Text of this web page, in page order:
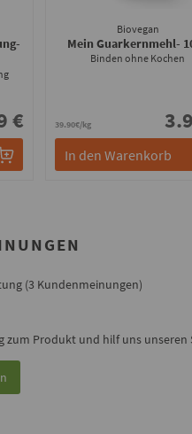
-
€
Biovegan
Mein Guarkernmehl-
Binden ohne Kochen
39.90€/kg
In den Warenkorb
(3 Kundenmeinungen)
zum Produkt und hilf uns unseren